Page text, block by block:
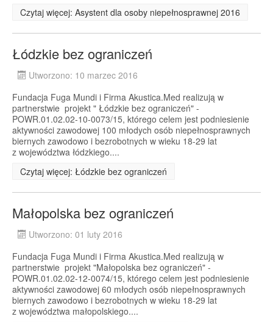
Czytaj więcej: Asystent dla osoby niepełnosprawnej 2016
Łódzkie bez ograniczeń
Utworzono: 10 marzec 2016
Fundacja Fuga Mundi i Firma Akustica.Med realizują w
partnerstwie projekt " Łódzkie bez ograniczeń" -
POWR.01.02.02-10-0073/15, którego celem jest podniesienie
aktywności zawodowej 100 młodych osób niepełnosprawnych
biernych zawodowo i bezrobotnych w wieku 18-29 lat
z województwa łódzkiego....
Czytaj więcej: Łódzkie bez ograniczeń
Małopolska bez ograniczeń
Utworzono: 01 luty 2016
Fundacja Fuga Mundi i Firma Akustica.Med realizują w
partnerstwie projekt "Małopolska bez ograniczeń" -
POWR.01.02.02-12-0074/15, którego celem jest podniesienie
aktywności zawodowej 60 młodych osób niepełnosprawnych
biernych zawodowo i bezrobotnych w wieku 18-29 lat
z województwa małopolskiego....